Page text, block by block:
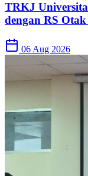
TRKJ
dengan RS
06 Aug 2026